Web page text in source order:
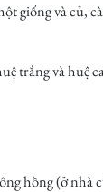
giống và củ,
trắng và huệ
hồng (ở nhà